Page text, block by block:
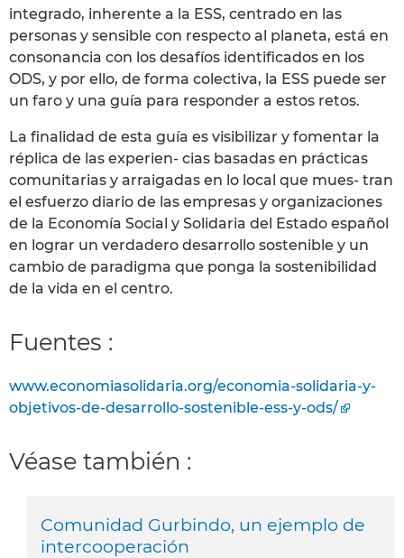
integrado, inherente a la ESS, centrado en las
personas y sensible con respecto al planeta, está en
consonancia con los desafíos identificados en los
ODS, y por ello, de forma colectiva, la ESS puede ser
un faro y una guía para responder a estos retos.
La finalidad de esta guía es visibilizar y fomentar la
réplica de las experien- cias basadas en prácticas
comunitarias y arraigadas en lo local que mues- tran
el esfuerzo diario de las empresas y organizaciones
de la Economía Social y Solidaria del Estado español
en lograr un verdadero desarrollo sostenible y un
cambio de paradigma que ponga la sostenibilidad
de la vida en el centro.
Fuentes :
www.economiasolidaria.org/economia-solidaria-y-
objetivos-de-desarrollo-sostenible-ess-y-ods/
Véase también :
Comunidad Gurbindo, un ejemplo de
intercooperación